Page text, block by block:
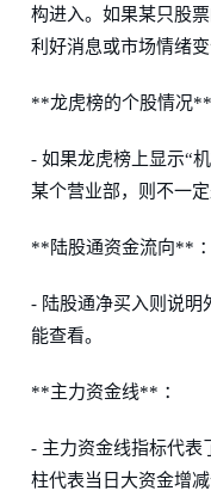
构进入。如果某只股
利好消息或市场情绪
**龙虎榜的个股情况**
- 如果龙虎榜上显示“
某个营业部，则不一定
**陆股通资金流向** ：
- 陆股通净买入则说明
能查看。
**主力资金线** ：
- 主力资金线指标代表
柱代表当日大资金增